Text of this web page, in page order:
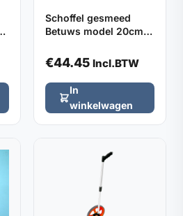
Schoffel gesmeed
Betuws model 20cm
€44.45 Incl.BTW
In
winkelwagen